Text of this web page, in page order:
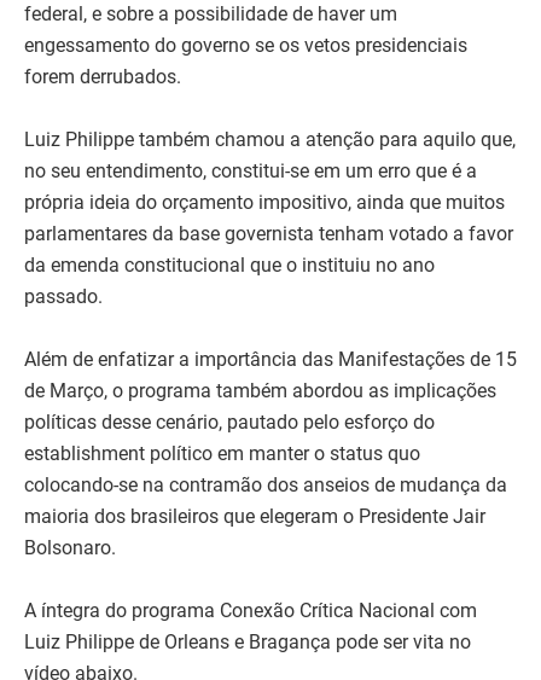
federal, e sobre a possibilidade de haver um
engessamento do governo se os vetos presidenciais
forem derrubados.
Luiz Philippe também chamou a atenção para aquilo que,
no seu entendimento, constitui-se em um erro que é a
própria ideia do orçamento impositivo, ainda que muitos
parlamentares da base governista tenham votado a favor
da emenda constitucional que o instituiu no ano
passado.
Além de enfatizar a importância das Manifestações de 15
de Março, o programa também abordou as implicações
políticas desse cenário, pautado pelo esforço do
establishment político em manter o status quo
colocando-se na contramão dos anseios de mudança da
maioria dos brasileiros que elegeram o Presidente Jair
Bolsonaro.
A íntegra do programa Conexão Crítica Nacional com
Luiz Philippe de Orleans e Bragança pode ser vita no
vídeo abaixo.